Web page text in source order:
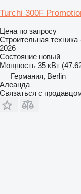
Turchi 300F
Цена по запросу
Строительная техника
2026
Состояние новый
Мощность 35 кВт
Германия, Berlin
Алеанда
Связаться с